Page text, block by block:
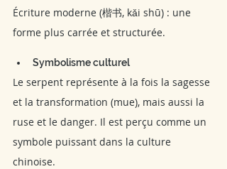
Écriture moderne (楷书, kǎi shū) : une
forme plus carrée et structurée.
Symbolisme culturel
Le serpent représente à la fois la sagesse
et la transformation (mue), mais aussi la
ruse et le danger. Il est perçu comme un
symbole puissant dans la culture
chinoise.